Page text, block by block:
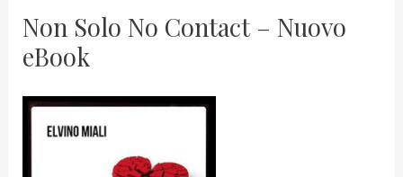
Non Solo No Contact – Nuovo
eBook